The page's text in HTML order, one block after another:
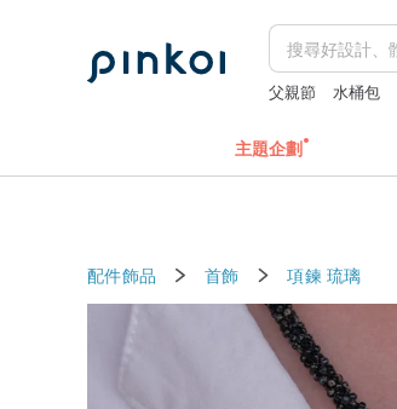
父親節 水桶包
主題企劃
配件飾品 首飾 項鍊 琉璃